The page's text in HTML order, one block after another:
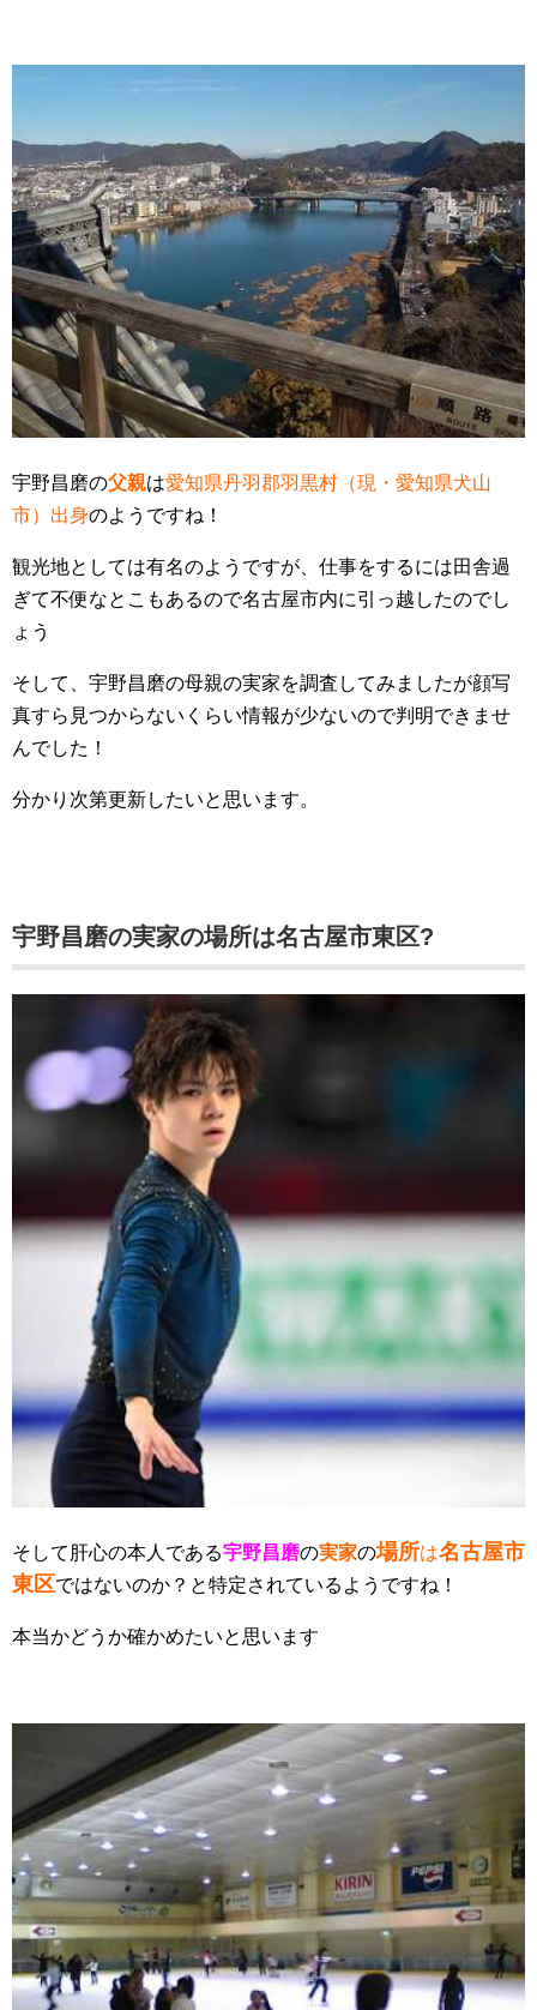
宇野昌磨の父親は愛知県丹羽郡羽黒村（現・愛知県犬山
市）出身のようですね！
観光地としては有名のようですが、仕事をするには田舎過
ぎて不便なとこもあるので名古屋市内に引っ越したのでし
ょう
そして、宇野昌磨の母親の実家を調査してみましたが顔写
真すら見つからないくらい情報が少ないので判明できませ
んでした！
分かり次第更新したいと思います。
宇野昌磨の実家の場所は名古屋市東区?
そして肝心の本人である宇野昌磨の実家の場所は名古屋市
東区ではないのか？と特定されているようですね！
本当かどうか確かめたいと思います